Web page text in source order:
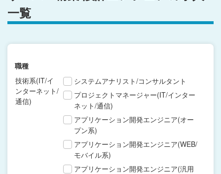
一覧
職種
技術系(IT/イ
ンターネット/
通信)
システムアナリスト/コンサルタント
プロジェクトマネージャー(IT/インター
ネット/通信)
アプリケーション開発エンジニア(オー
プン系)
アプリケーション開発エンジニア(WEB/
モバイル系)
アプリケーション開発エンジニア(汎用